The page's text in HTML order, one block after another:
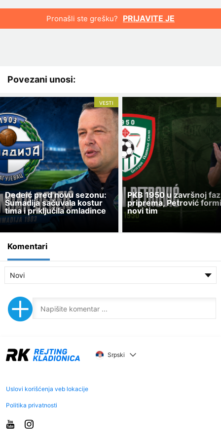
Pronašli ste grešku? PRIJAVITE JE
Povezani unosi:
VESTI
Dedeić pred novu sezonu:
Šumadija sačuvala kostur
tima i priključila omladince
PKB 1950 u završnoj
priprema, Petrović
novi tim
Komentari
Novi
Srpski
Uslovi korišćenja veb lokacije
Politika privatnosti